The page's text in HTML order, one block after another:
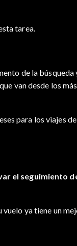
tarea.
de la
que van desde los
para los viajes
el seguimiento
vuelo ya tiene un